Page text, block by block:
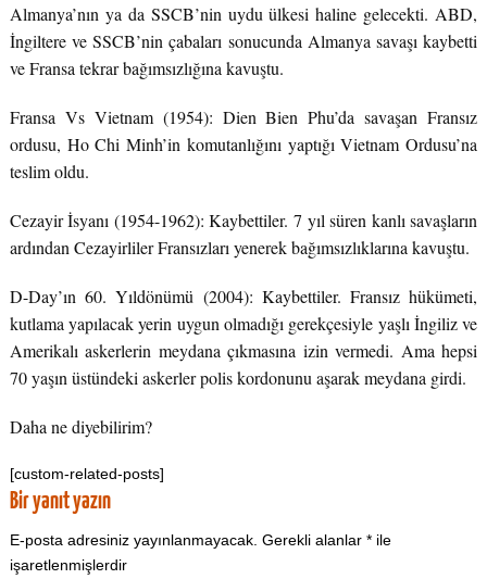
Almanya’nın ya da SSCB’nin uydu ülkesi haline gelecekti. ABD,
İngiltere ve SSCB’nin çabaları sonucunda Almanya savaşı kaybetti
ve Fransa tekrar bağımsızlığına kavuştu.
Fransa Vs Vietnam (1954): Dien Bien Phu’da savaşan Fransız
ordusu, Ho Chi Minh’in komutanlığını yaptığı Vietnam Ordusu’na
teslim oldu.
Cezayir İsyanı (1954-1962): Kaybettiler. 7 yıl süren kanlı savaşların
ardından Cezayirliler Fransızları yenerek bağımsızlıklarına kavuştu.
D-Day’ın 60. Yıldönümü (2004): Kaybettiler. Fransız hükümeti,
kutlama yapılacak yerin uygun olmadığı gerekçesiyle yaşlı İngiliz ve
Amerikalı askerlerin meydana çıkmasına izin vermedi. Ama hepsi
70 yaşın üstündeki askerler polis kordonunu aşarak meydana girdi.
Daha ne diyebilirim?
[custom-related-posts]
Bir yanıt yazın
E-posta adresiniz yayınlanmayacak. Gerekli alanlar *ile
işaretlenmişlerdir